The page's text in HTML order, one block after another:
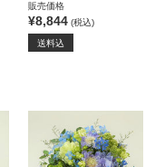
販売価格
¥8,844 (税込)
送料込